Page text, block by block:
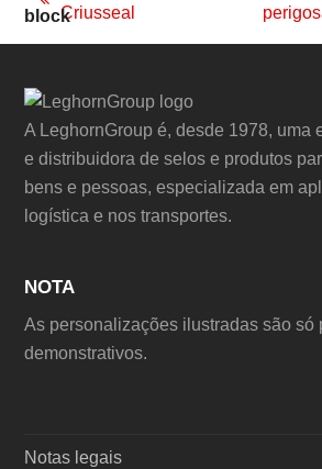
previous
post:
Criusseal
post:
A LeghornGroup é, desde 1978, uma
e distribuidora de selos e produtos
bens e pessoas, especializada em
logística e nos transportes.
NOTA
As personalizações ilustradas são só
demonstrativos.
Notas legais